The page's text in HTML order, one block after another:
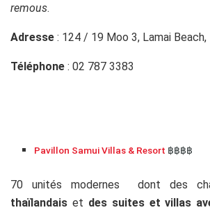
remous.
Adresse : 124 / 19 Moo 3, Lamai Beach,
Téléphone : 02 787 3383
Pavillon Samui Villas & Resort ฿฿฿฿
70 unités modernes dont des
thaïlandais et des suites et villas